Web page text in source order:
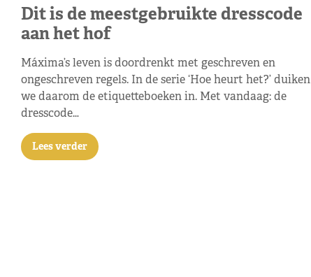
Dit is de meestgebruikte dresscode
aan het hof
Máxima’s leven is doordrenkt met geschreven en
ongeschreven regels. In de serie ‘Hoe heurt het?’ duiken
we daarom de etiquetteboeken in. Met vandaag: de
dresscode…
Lees verder